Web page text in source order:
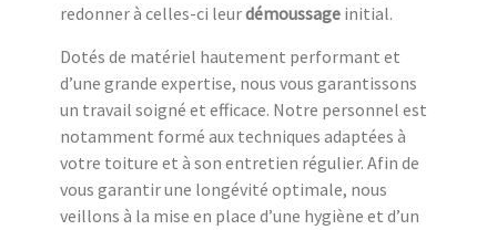
redonner à celles-ci leurdémoussage initial.
Dotés de matériel hautement performant et
d’une grande expertise, nous vous garantissons
un travail soigné et efficace. Notre personnel est
notamment formé aux techniques adaptées à
votre toiture et à son entretien régulier. Afin de
vous garantir une longévité optimale, nous
veillons à la mise en place d’une hygiène et d’un